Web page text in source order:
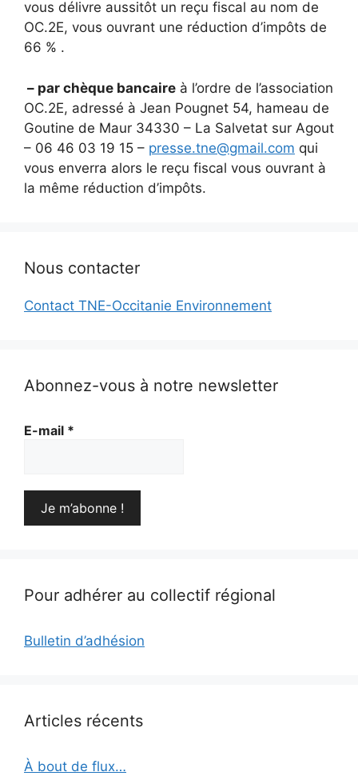
vous délivre aussitôt un reçu fiscal au nom de
OC.2E, vous ouvrant une réduction d’impôts de
66 % .
– par chèque bancaire à l’ordre de l’association
OC.2E, adressé à Jean Pougnet 54, hameau de
Goutine de Maur 34330 – La Salvetat sur Agout
– 06 46 03 19 15 – presse.tne@gmail.com qui
vous enverra alors le reçu fiscal vous ouvrant à
la même réduction d’impôts.
Nous contacter
Contact TNE-Occitanie Environnement
Abonnez-vous à notre newsletter
E-mail *
Pour adhérer au collectif régional
Bulletin d’adhésion
Articles récents
À bout de flux…